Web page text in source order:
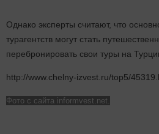
Однако эксперты считают, что
турагентств могут стать
перебронировать свои туры на
http://www.chelny-izvest.ru/top5/
Фото с сайта informvest.net.